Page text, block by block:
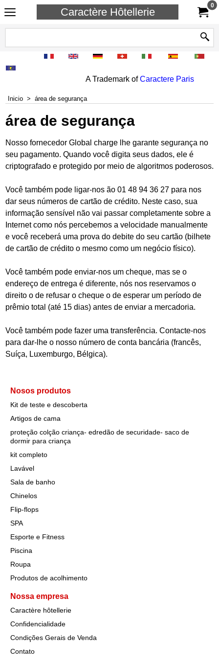
Caractère Hôtellerie
0
A Trademark ofCaractere Paris
Inicio > área de segurança
área de segurança
Nosso fornecedor G lobal charge lhe garante segurança no
seu pagamento. Quando você digita seus dados, ele é
criptografado e protegido por meio de algoritmos poderosos.
Você também pode ligar-nos ão 01 48 94 36 27 para nos
dar seus números de cartão de crédito. Neste caso, sua
informação sensível não vai passar completamente sobre a
Internet como nós percebemos a velocidade manualmente
e você receberá uma prova do debite do seu cartão (bilhete
de cartão de crédito o mesmo como um negócio físico).
Você também pode enviar-nos um cheque, mas se o
endereço de entrega é diferente, nós nos reservamos o
direito o de refusar o cheque o de esperar um período de
prêmio total (até 15 dias) antes de enviar a mercadoria.
Você também pode fazer uma transferência. Contacte-nos
para dar-lhe o nosso número de conta bancária (francês,
Suíça, Luxemburgo, Bélgica).
Nosos produtos
Kit de teste e descoberta
Artigos de cama
proteção colção criança- edredão de securidade- saco de
dormir para criança
kit completo
Lavável
Sala de banho
Chinelos
Flip-flops
SPA
Esporte e Fitness
Piscina
Roupa
Produtos de acolhimento
Nossa empresa
Caractère hôtellerie
Confidencialidade
Condições Gerais de Venda
Contato